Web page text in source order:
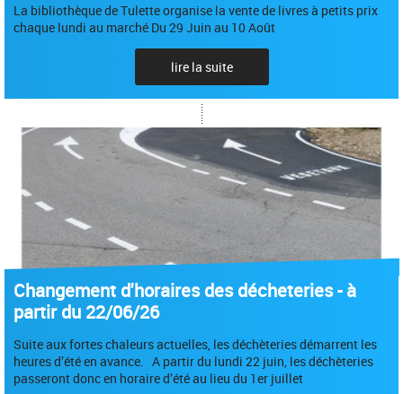
La bibliothèque de Tulette organise la vente de livres à petits prix
chaque lundi au marché Du 29 Juin au 10 Août
lire la suite
Changement d'horaires des décheteries - à
partir du 22/06/26
Suite aux fortes chaleurs actuelles, les déchèteries démarrent les
heures d’été en avance. A partir du lundi 22 juin, les déchèteries
passeront donc en horaire d’été au lieu du 1er juillet